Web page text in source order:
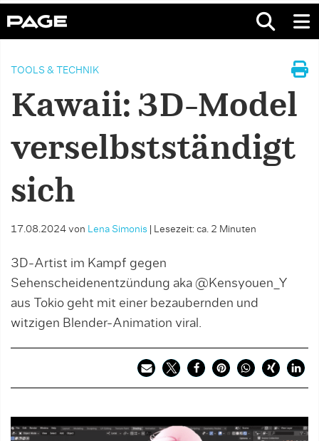
TOOLS & TECHNIK
Kawaii: 3D-Model
verselbstständigt
sich
17.08.2024 von Lena Simonis Lesezeit: ca. 2 Minuten
3D-Artist im Kampf gegen
Sehenscheidenentzündung aka @Kensyouen_Y
aus Tokio geht mit einer bezaubernden und
witzigen Blender-Animation viral.